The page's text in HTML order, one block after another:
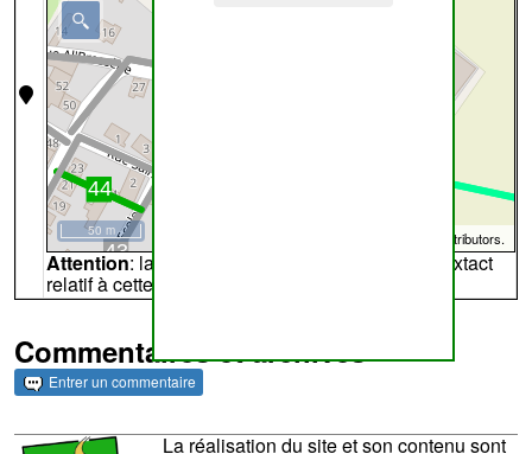
contributors.
50 m
Attention: la carte peut ne pas refléter l'endroit extact
relatif à cette archive
Commentaires et archives
Entrer un commentaire
La réalisation du site et son contenu sont